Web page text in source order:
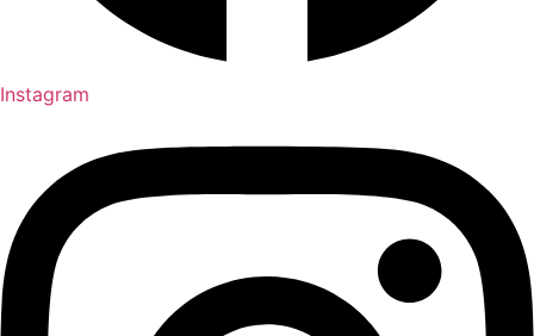
Instagram